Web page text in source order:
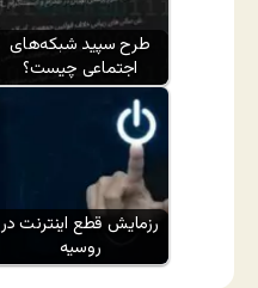
طرح سپید شبکه‌های
اجتماعی چیست؟
رزمایش قطع اینترنت در
روسیه